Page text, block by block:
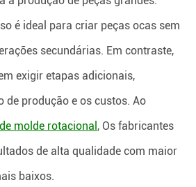
é ideal para criar peças ocas sem
secundárias. Em contraste,
exigir etapas adicionais,
de produção e os custos. Ao
molde rotacional , Os fabricantes
de alta qualidade com maior
baixos.